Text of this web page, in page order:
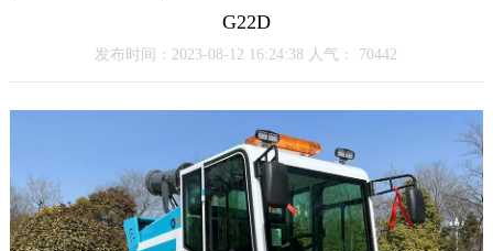
G22D
发布时间：2023-08-12 16:24:38 人气： 70442